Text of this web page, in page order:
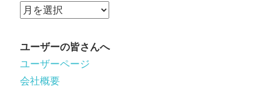
Optinews
別
ア
ー
ユーザーの皆さんへ
ユーザーページ
会社概要